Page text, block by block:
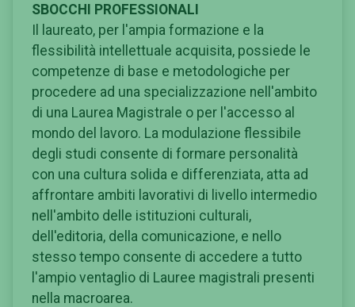
SBOCCHI PROFESSIONALI
Il laureato, per l'ampia formazione e la
flessibilità intellettuale acquisita, possiede le
competenze di base e metodologiche per
procedere ad una specializzazione nell'ambito
di una Laurea Magistrale o per l'accesso al
mondo del lavoro. La modulazione flessibile
degli studi consente di formare personalità
con una cultura solida e differenziata, atta ad
affrontare ambiti lavorativi di livello intermedio
nell'ambito delle istituzioni culturali,
dell'editoria, della comunicazione, e nello
stesso tempo consente di accedere a tutto
l'ampio ventaglio di Lauree magistrali presenti
nella macroarea.